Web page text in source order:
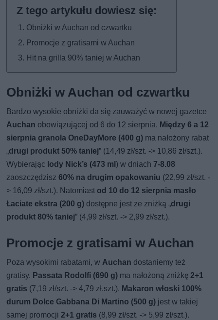
Obniżki w Auchan od czwartku
Promocje z gratisami w Auchan
Hit na grilla 90% taniej w Auchan
Obniżki w Auchan od czwartku
Bardzo wysokie obniżki da się zauważyć w nowej gazetce
Auchan obowiązującej od 6 do 12 sierpnia. Między 6 a 12
sierpnia granola OneDayMore (400 g) ma nałożony rabat
„drugi produkt 50% taniej” (14,49 zł/szt. -> 10,86 zł/szt.).
Wybierając lody Nick’s (473 ml) w dniach 7-8.08
zaoszczędzisz60% na drugim opakowaniu (22,99 zł/szt. -
> 16,09 zł/szt.). Natomiast od 10 do 12 sierpnia masło
Łaciate ekstra (200 g) dostępne jest ze zniżką „drugi
produkt 80% taniej” (4,99 zł/szt. -> 2,99 zł/szt.).
Promocje z gratisami w Auchan
Poza wysokimi rabatami, w Auchan dostaniemy też
gratisy. Passata Rodolfi (690 g) ma nałożoną zniżkę2+1
gratis (7,19 zł/szt. -> 4,79 zł.szt.). Makaron włoski 100%
durum Dolce Gabbana Di Martino (500 g) jest w takiej
samej promocji2+1 gratis (8,99 zł/szt. -> 5,99 zł/szt.).